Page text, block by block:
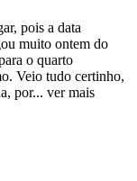
pois a data
muito ontem do
o quarto
Veio tudo certinho,
por... ver mais